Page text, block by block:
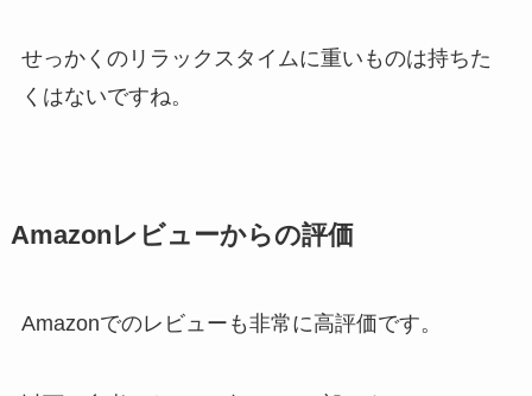
せっかくのリラックスタイムに重いものは持ちた
くはないですね。
Amazonレビューからの評価
Amazonでのレビューも非常に高評価です。